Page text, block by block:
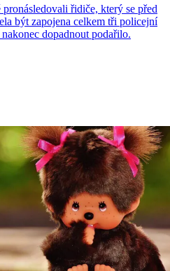
řidiče, který se před
být zapojena celkem tři policejní
dopadnout podařilo.